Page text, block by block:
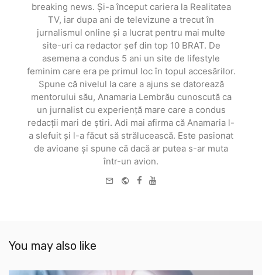
breaking news. Și-a început cariera la Realitatea
TV, iar dupa ani de televizune a trecut în
jurnalismul online și a lucrat pentru mai multe
site-uri ca redactor șef din top 10 BRAT. De
asemena a condus 5 ani un site de lifestyle
feminim care era pe primul loc în topul accesărilor.
Spune că nivelul la care a ajuns se datorează
mentorului său, Anamaria Lembrău cunoscută ca
un jurnalist cu experiență mare care a condus
redacții mari de știri. Adi mai afirma că Anamaria l-
a slefuit și l-a făcut să strălucească. Este pasionat
de avioane și spune că dacă ar putea s-ar muta
într-un avion.
e-
WebsiteFacebook
You may also like